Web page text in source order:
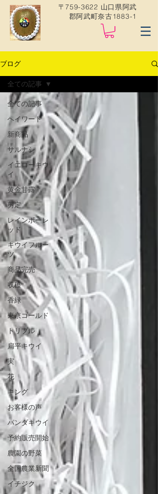
〒759-3622 山口県阿武
郡阿武町奈古1883-1
ブログ
全ての記事
ヘイワード
新商品
サルナシ
イエローキウ
イ
黄金甘露
剪定
レインボーレ
ッド
キウイフルー
ツ
商品完売
収穫
香緑
東京ゴールド
トリプル
扁平キウイ
実
花
キング
お客様の声
パンダキウイ
予約販売開始
農園の野菜
全国農業新聞
イチジク
全ての記事